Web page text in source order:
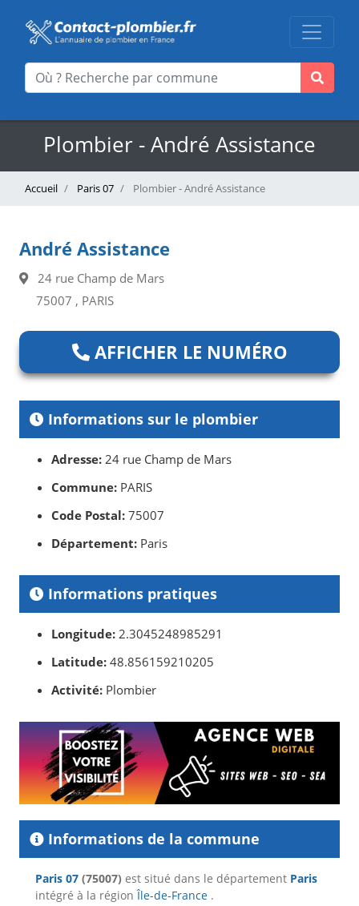
Plombier - André Assistance
Accueil Paris 07 Plombier - André Assistance
André Assistance
24 rue Champ de Mars
75007 , PARIS
AFFICHER LE NUMÉRO
Informations sur le plombier
Adresse: 24 rue Champ de Mars
Commune: PARIS
Code Postal: 75007
Département: Paris
Informations pratiques
Longitude: 2.3045248985291
Latitude: 48.856159210205
Activité: Plombier
Informations de la commune
Paris 07 (75007) est situé dans le département Paris
intégré à la régionÎle-de-France .